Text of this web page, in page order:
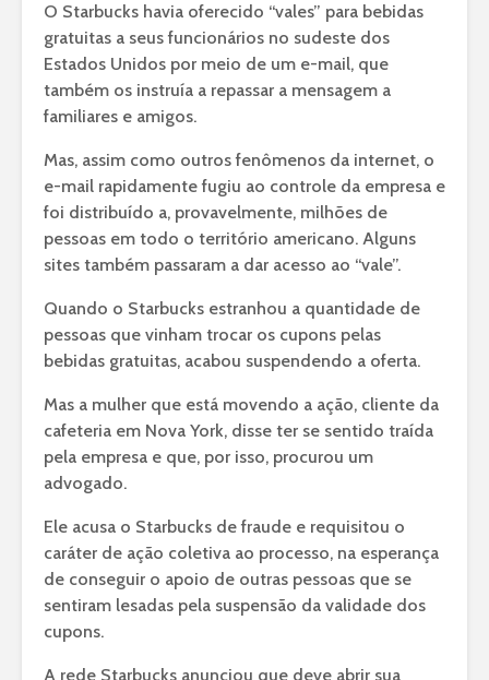
O Starbucks havia oferecido “vales” para bebidas
gratuitas a seus funcionários no sudeste dos
Estados Unidos por meio de um e-mail, que
também os instruía a repassar a mensagem a
familiares e amigos.
Mas, assim como outros fenômenos da internet, o
e-mail rapidamente fugiu ao controle da empresa e
foi distribuído a, provavelmente, milhões de
pessoas em todo o território americano. Alguns
sites também passaram a dar acesso ao “vale”.
Quando o Starbucks estranhou a quantidade de
pessoas que vinham trocar os cupons pelas
bebidas gratuitas, acabou suspendendo a oferta.
Mas a mulher que está movendo a ação, cliente da
cafeteria em Nova York, disse ter se sentido traída
pela empresa e que, por isso, procurou um
advogado.
Ele acusa o Starbucks de fraude e requisitou o
caráter de ação coletiva ao processo, na esperança
de conseguir o apoio de outras pessoas que se
sentiram lesadas pela suspensão da validade dos
cupons.
A rede Starbucks anunciou que deve abrir sua